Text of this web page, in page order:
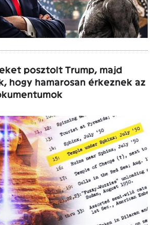
posztolt Trump, majd
hogy hamarosan érkeznek az